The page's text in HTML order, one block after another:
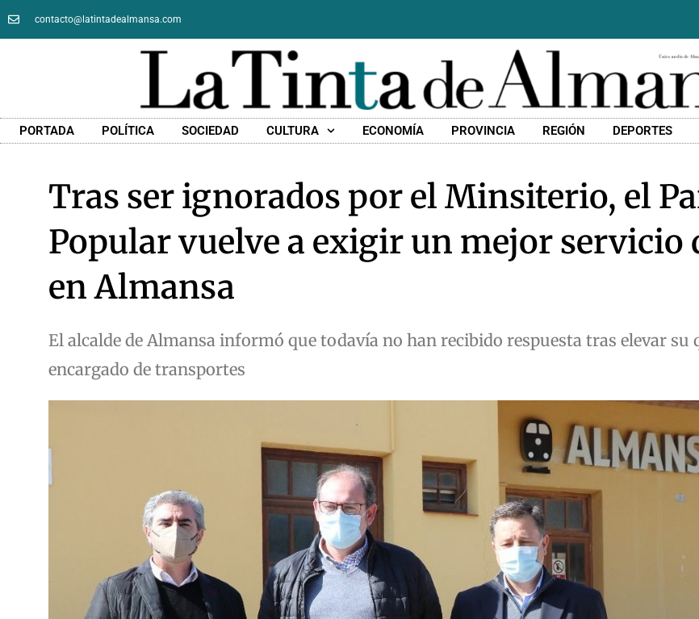
contacto@latintadealmansa.com
PORTADA POLÍTICA SOCIEDAD CULTURA ECONOMÍA PROVINCIA REGIÓN DEPORTES
Tras ser ignorados por el Minsiterio, el
Popular vuelve a exigir un mejor servicio
en Almansa
El alcalde de Almansa informó que todavía no han recibido respuesta tras elevar su
encargado de transportes